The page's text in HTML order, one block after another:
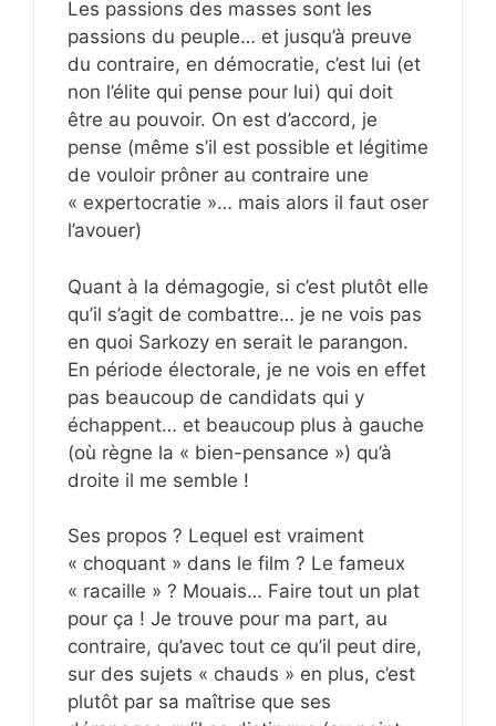
Les passions des masses sont les
passions du peuple… et jusqu’à preuve
du contraire, en démocratie, c’est lui (et
non l’élite qui pense pour lui) qui doit
être au pouvoir. On est d’accord, je
pense (même s’il est possible et légitime
de vouloir prôner au contraire une
« expertocratie »… mais alors il faut oser
l’avouer)
Quant à la démagogie, si c’est plutôt elle
qu’il s’agit de combattre… je ne vois pas
en quoi Sarkozy en serait le parangon.
En période électorale, je ne vois en effet
pas beaucoup de candidats qui y
échappent… et beaucoup plus à gauche
(où règne la « bien-pensance ») qu’à
droite il me semble !
Ses propos ? Lequel est vraiment
« choquant » dans le film ? Le fameux
« racaille » ? Mouais… Faire tout un plat
pour ça ! Je trouve pour ma part, au
contraire, qu’avec tout ce qu’il peut dire,
sur des sujets « chauds » en plus, c’est
plutôt par sa maîtrise que ses